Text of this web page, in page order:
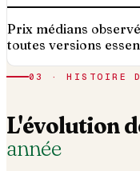
Prix médians
toutes versions
03 · HISTOIRE
L'évolution
année